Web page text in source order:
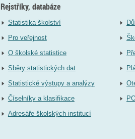
Rejstříky, databáze
Statistika školství
Pro veřejnost
O školské statistice
Sběry statistických dat
Statistické výstupy a analýzy
Číselníky a klasifikace
Adresáře školských institucí